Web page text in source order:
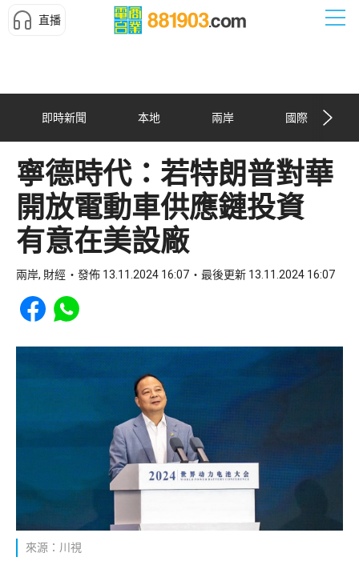
直播
即時新聞 本地 兩岸 國際
寧德時代：若特朗普對華
開放電動車供應鏈投資
有意在美設廠
兩岸, 財經 發佈 13.11.2024 16:07 最後更新 13.11.2024 16:07
Share to Facebook
Share to WhatsApp
來源：川視